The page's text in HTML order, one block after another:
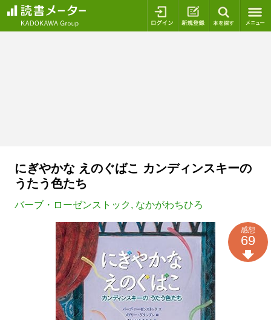
ログイン 新規登録
にぎやかな えのぐばこ カンディンスキーの
うたう色たち
バーブ・ローゼンストック, なかがわちひろ
感想
69